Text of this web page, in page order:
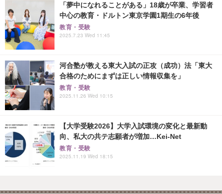
「夢中になれることがある」18歳が卒業、学習者
中心の教育・ドルトン東京学園1期生の6年後
教育・受験
2025.7.23 Wed 11:45
河合塾が教える東大入試の正攻（成功）法「東大
合格のためにまずは正しい情報収集を」
教育・受験
2025.11.26 Wed 10:15
【大学受験2026】大学入試環境の変化と最新動
向、私大の共テ志願者が増加…Kei-Net
教育・受験
2025.11.19 Wed 18:15